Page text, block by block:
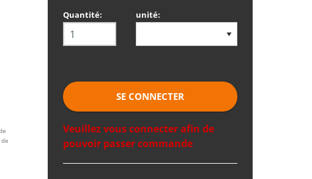
Quantité: unité:
SE CONNECTER
Veuillez vous connecter afin de
pouvoir passer commande